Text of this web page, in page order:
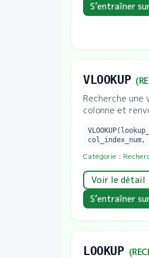
S’entraîner
VLOOKUP (
Recherche une
colonne et
Catégorie :
Voir le détail
S’entraîner
LOOKUP (